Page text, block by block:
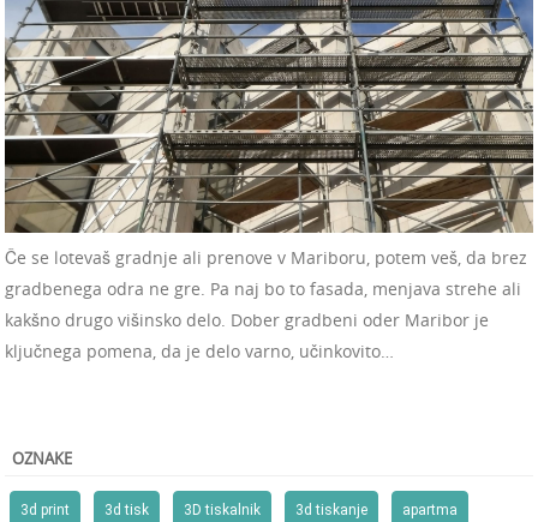
Če se lotevaš gradnje ali prenove v Mariboru, potem veš, da brez
gradbenega odra ne gre. Pa naj bo to fasada, menjava strehe ali
kakšno drugo višinsko delo. Dober gradbeni oder Maribor je
ključnega pomena, da je delo varno, učinkovito…
OZNAKE
3d print 3d tisk 3D tiskalnik 3d tiskanje apartma